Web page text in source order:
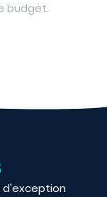
budget.
d'exception